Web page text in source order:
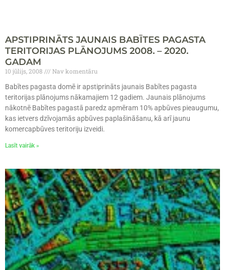
APSTIPRINĀTS JAUNAIS BABĪTES PAGASTA
TERITORIJAS PLĀNOJUMS 2008. – 2020.
GADAM
10 jūlijs, 2008
Nav komentāru
Babītes pagasta domē ir apstiprināts jaunais Babītes pagasta
teritorijas plānojums nākamajiem 12 gadiem. Jaunais plānojums
nākotnē Babītes pagastā paredz apmēram 10% apbūves pieaugumu,
kas ietvers dzīvojamās apbūves paplašināšanu, kā arī jaunu
komercapbūves teritoriju izveidi.
Lasīt vairāk »